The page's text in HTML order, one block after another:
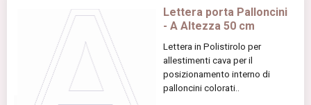
Lettera porta Palloncini
- A Altezza 50 cm
Lettera in Polistirolo per
allestimenti cava per il
posizionamento interno di
palloncini colorati..